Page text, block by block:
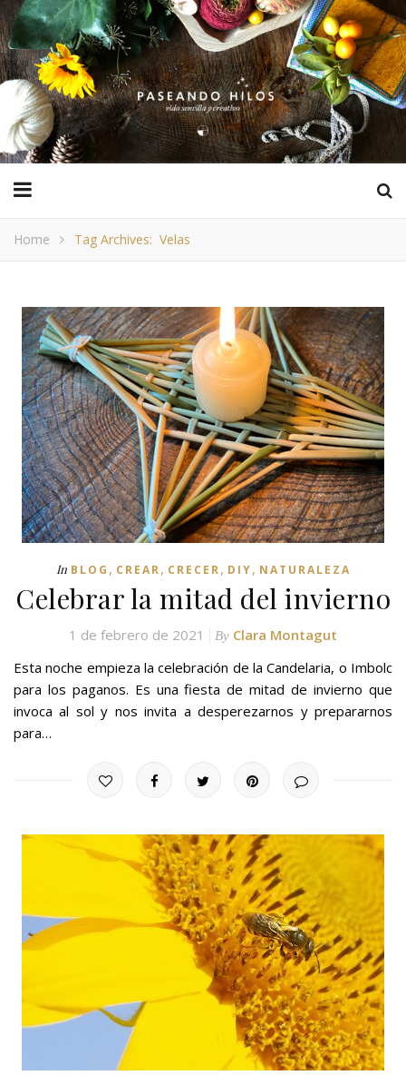
Home Tag Archives: Velas
In BLOG , CREAR, CRECER, DIY, NATURALEZA
Celebrar la mitad del invierno
1 de febrero de 2021 By Clara Montagut
Esta noche empieza la celebración de la Candelaria, o Imbolc
para los paganos. Es una fiesta de mitad de invierno que
invoca al sol y nos invita a desperezarnos y prepararnos
para…